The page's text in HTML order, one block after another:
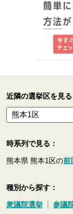
近隣の選挙区を見
時系列で見る：
熊本県 熊本1区の前
種別から探す：
衆議院選挙 参議